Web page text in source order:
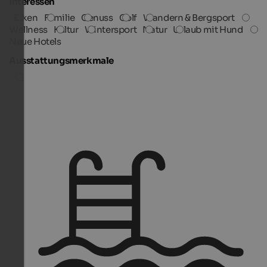
Biken
Familie Genuss Golf Wandern & Bergsport
Wellness Kultur Wintersport Natur Urlaub mit Hund
Neue Hotels
Ausstattungsmerkmale